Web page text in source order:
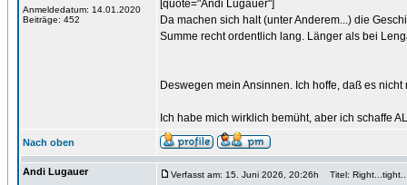
Anmeldedatum: 14.01.2020
Beiträge: 452
[quote="Andi Lugauer"]
Da machen sich halt (unter Anderem...) die
Summe recht ordentlich lang. Länger als bei
Deswegen mein Ansinnen. Ich hoffe, daß es nicht
Ich habe mich wirklich bemüht, aber ich schaffe
Nach oben
Andi Lugauer Verfasst am: 15. Juni 2026, 20:26h Titel: